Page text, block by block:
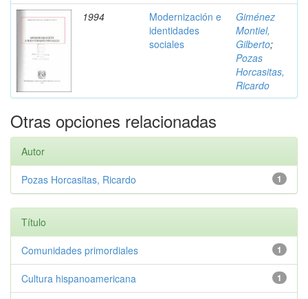
1994
Modernización e
identidades
sociales
Giménez
Montiel,
Gilberto;
Pozas
Horcasitas,
Ricardo
Otras opciones relacionadas
Autor
1
Pozas Horcasitas, Ricardo
Título
1
Comunidades primordiales
1
Cultura hispanoamericana